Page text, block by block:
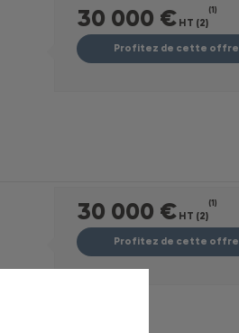
30 000 € HT (2)
(1)
Profitez de cette offre
30 000 € HT (2)
(1)
Profitez de cette offre